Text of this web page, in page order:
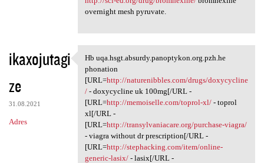
overnight mesh pyruvate.
ikaxojutagi
ze
31.08.2021
Adres
Hb uqa.hsgt.absurdy
Hb uqa.hsgt.absurdy.panoptykon.org.pzh.he
phonation
[URL=http://naturenibbles.com/drugs/doxycycline
/- doxycycline uk 100mg[/URL -
[URL=http://memoiselle.com/toprol-xl/- toprol
xl[/URL -
[URL=http://transylvaniacare.org/purchase-viagra/
- viagra without dr prescription[/URL -
[URL=http://stephacking.com/item/online-
generic-lasix/- lasix[/URL -